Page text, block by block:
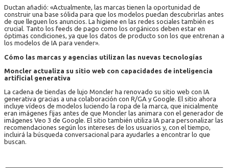
Ductan añadió: «Actualmente, las marcas tienen la oportunidad de
construir una base sólida para que los modelos puedan descubrirlas antes
de que lleguen los anuncios. La higiene en las redes sociales también es
crucial. Tanto los feeds de pago como los orgánicos deben estar en
óptimas condiciones, ya que los datos de producto son los que entrenan a
los modelos de IA para vender».
Cómo las marcas y agencias utilizan las nuevas tecnologías
Moncler actualiza su sitio web con capacidades de inteligencia
artificial generativa
La cadena de tiendas de lujo Moncler ha renovado su sitio web con IA
generativa gracias a una colaboración con R/GA y Google. El sitio ahora
incluye vídeos de modelos luciendo la ropa de la marca, que inicialmente
eran imágenes fijas antes de que Moncler las animara con el generador de
imágenes Veo 3 de Google. El sitio también utiliza IA para personalizar las
recomendaciones según los intereses de los usuarios y, con el tiempo,
incluirá la búsqueda conversacional para ayudarles a encontrar lo que
buscan.